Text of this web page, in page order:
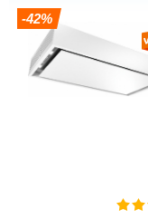
-42%